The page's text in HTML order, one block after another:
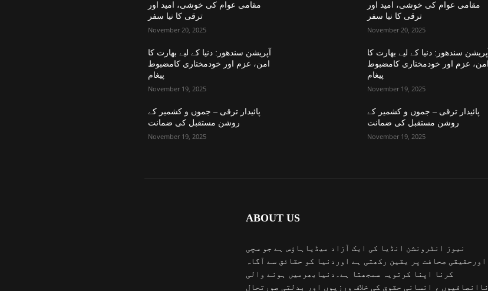
مقامی عوام کی خوشی، امید اور
ترقی کا نیا سفر
November 20, 2025
آپریشن سندھور: دنیا کے لیے بھارت کا
امن، عزم اور خودمختاری کامضبوط
پیغام
November 19, 2025
پائیدار ترقی – جموں و کشمیر کے
روشن مستقبل کی ضمانت
November 19, 2025
مقامی عوام کی خوشی، امید اور
ترقی کا نیا سفر
November 20, 2025
آپریشن سندھور: دنیا کے لیے بھارت کا
امن، عزم اور خودمختاری کامضبوط
پیغام
November 19, 2025
پائیدار ترقی – جموں و کشمیر کے
روشن مستقبل کی ضمانت
November 19, 2025
ABOUT US
نیوز انٹرونشن انڈیا کی ایک آزاد میڈیاہاؤس ہے جو سچی
اورحقیقی صحافت پر یقین رکھتی ہے اوردنیا کو حقائق سے آگاہ
کرنا اپنا کرتویہ سمجھتا ہے۔دنیابھرمیں ہونے والی
ناانصافیوں ، انسانی حقوق کی خلاف ورزیوں اور بدلتی صورتحال